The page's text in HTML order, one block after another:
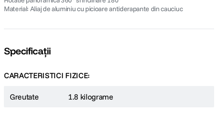
Material: Aliaj de aluminiu cu picioare antiderapante din cauciuc
Specificații
CARACTERISTICI FIZICE:
Greutate 1.8 kilograme